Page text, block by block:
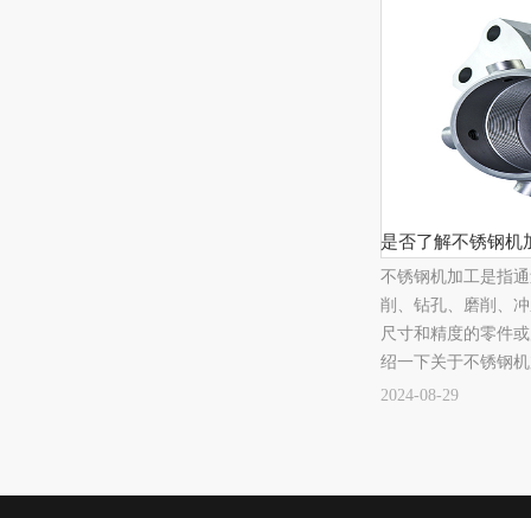
2024-08-29
是否了解不锈钢机
不锈钢机加工是指
削、钻孔、磨削、
尺寸和精度的零件
绍一下关于不锈钢